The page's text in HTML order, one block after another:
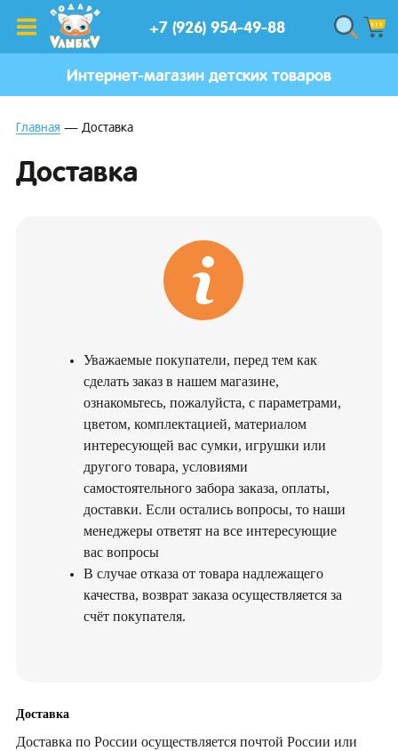
+7 (926) 954-49-88
Интернет-магазин детских товаров
Главная Доставка
Доставка
Уважаемые покупатели, перед тем как
сделать заказ в нашем магазине,
ознакомьтесь, пожалуйста, с параметрами,
цветом, комплектацией, материалом
интересующей вас сумки, игрушки или
другого товара, условиями
самостоятельного забора заказа, оплаты,
доставки. Если остались вопросы, то наши
менеджеры ответят на все интересующие
вас вопросы
В случае отказа от товара надлежащего
качества, возврат заказа осуществляется за
счёт покупателя.
Доставка
Доставка по России осуществляется почтой России или